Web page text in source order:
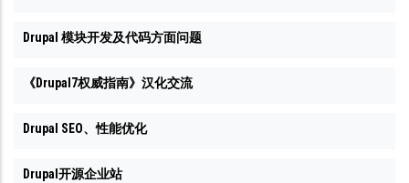
Drupal 模块开发及代码方面问题
《Drupal7权威指南》汉化交流
Drupal SEO、性能优化
Drupal开源企业站